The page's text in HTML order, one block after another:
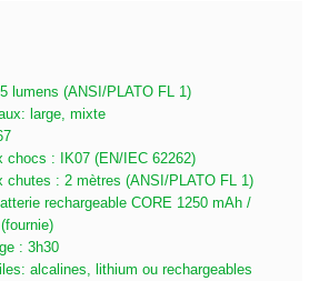
lumens (ANSI/PLATO FL 1)
large, mixte
chocs : IK07 (EN/IEC 62262)
chutes : 2 mètres (ANSI/PLATO FL 1)
rechargeable CORE 1250 mAh /
: 3h30
alcalines, lithium ou rechargeables